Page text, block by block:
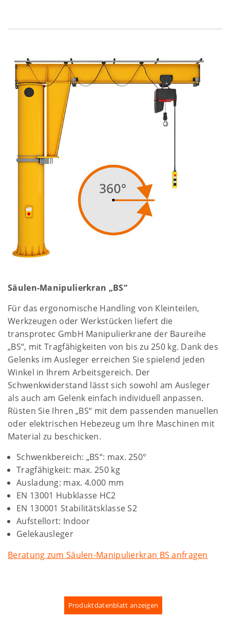
Säulen-Manipulierkran „BS“
Für das ergonomische Handling von Kleinteilen,
Werkzeugen oder Werkstücken liefert die
transprotec GmbH Manipulierkrane der Baureihe
„BS“, mit Tragfähigkeiten von bis zu 250 kg. Dank des
Gelenks im Ausleger erreichen Sie spielend jeden
Winkel in Ihrem Arbeitsgereich. Der
Schwenkwiderstand lässt sich sowohl am Ausleger
als auch am Gelenk einfach individuell anpassen.
Rüsten Sie Ihren „BS“ mit dem passenden manuellen
oder elektrischen Hebezeug um Ihre Maschinen mit
Material zu beschicken.
Schwenkbereich: „BS“: max. 250°
Tragfähigkeit: max. 250 kg
Ausladung: max. 4.000 mm
EN 13001 Hubklasse HC2
EN 130001 Stabilitätsklasse S2
Aufstellort: Indoor
Gelekausleger
Beratung zum Säulen-Manipulierkran BS anfragen
Produktdatenblatt anzeigen​​​​​​​